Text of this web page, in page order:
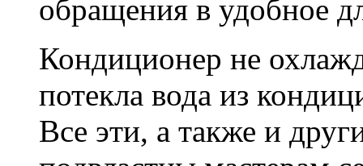
обращения в удобное
Кондиционер не
потекла вода из
Все эти, а также и